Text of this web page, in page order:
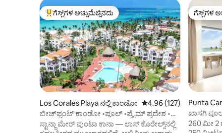
ಗೆಸ್ಟ್‌ಗಳಿಗೆ ಅತಿ ಹೆಚ್ಚು ಅಚ್ಚುಮೆಚ್ಚಿನದು
ಗೆಸ್ಟ್‌ಗಳ ಅಚ್ಚುಮೆಚ್ಚಿನದು
Los Corales Playa ನಲ್ಲಿ ಕಾಂಡೋ 5 ರಲ್ಲಿ 4.96 ಸರಾಸರಿ
4.96 (127)
ಬೀಚ್‌ಫ್ರಂಟ್ ಕಾಂಡೋ •ಪೂಲ್ •ಪ್ರೈಮ್ ಪ್ರದೇಶ •
ಸೆಪ್ಟೆಂಬರ್/ಅಕ್ಟೋಬರ್ ಆಫರ್
ಸ್ಟಾನ್ಜಾ ಮೇರ್ ಪುಂಟಾ ಕಾನಾ — ಲಾಸ್ ಕೊರೇಲ್ಸ್‌ನಲ್ಲಿ
ಗೆಸ್ಟ್‌ಗಳ
ಗೆಸ್ಟ್‌ಗಳ
Punta
ಖಾಸಗಿ
260m2
260 ಮೀ